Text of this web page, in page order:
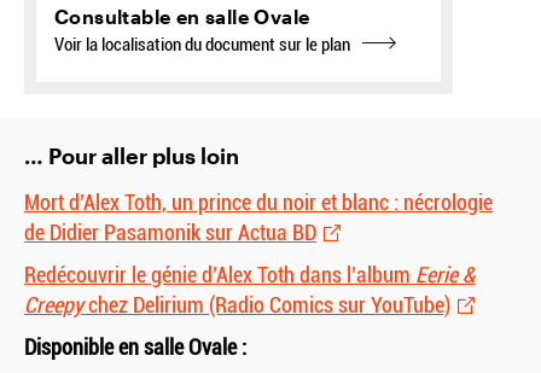
Consultable en salle Ovale
Voir la localisation du document sur le plan
… Pour aller plus loin
Mort d’Alex Toth, un prince du noir et blanc : nécrologie
de Didier Pasamonik sur Actua BD
Redécouvrir le génie d’Alex Toth dans l’album Eerie&
Creepychez Delirium (Radio Comics sur YouTube)
Disponible en salle Ovale :